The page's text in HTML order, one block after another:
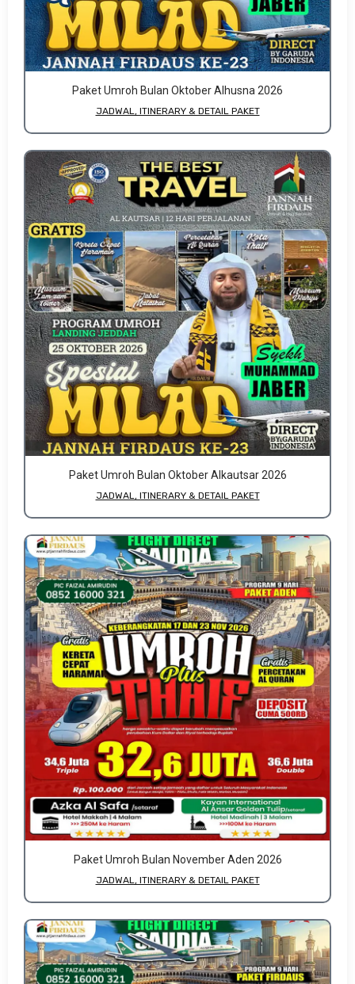
Paket Umroh Bulan Oktober Alhusna 2026
JADWAL, ITINERARY & DETAIL PAKET
Paket Umroh Bulan Oktober Alkautsar 2026
JADWAL, ITINERARY & DETAIL PAKET
Paket Umroh Bulan November Aden 2026
JADWAL, ITINERARY & DETAIL PAKET